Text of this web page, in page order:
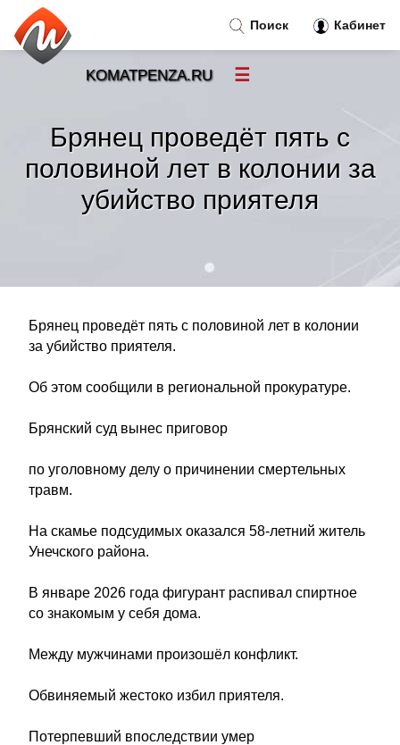
Брянец проведёт пять с
половиной лет в колонии за
убийство приятеля
Брянец проведёт пять с половиной лет в колонии
за убийство приятеля.
Об этом сообщили в региональной прокуратуре.
Брянский суд вынес приговор
по уголовному делу о причинении смертельных
травм.
На скамье подсудимых оказался 58-летний житель
Унечского района.
В январе 2026 года фигурант распивал спиртное
со знакомым у себя дома.
Между мужчинами произошёл конфликт.
Обвиняемый жестоко избил приятеля.
Потерпевший впоследствии умер
Поиск Кабинет
KOMATPENZA.RU ☰
Новости»
Тренды новостей »
Рубрики »